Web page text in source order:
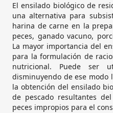
El ensilado biológico de
una alternativa para
harina de carne en la
peces, ganado vacuno,
La mayor importancia del
para la formulación de
nutricional. Puede ser
disminuyendo de ese modo
la obtención del ensilado
de pescado resultantes
peces impropios para el